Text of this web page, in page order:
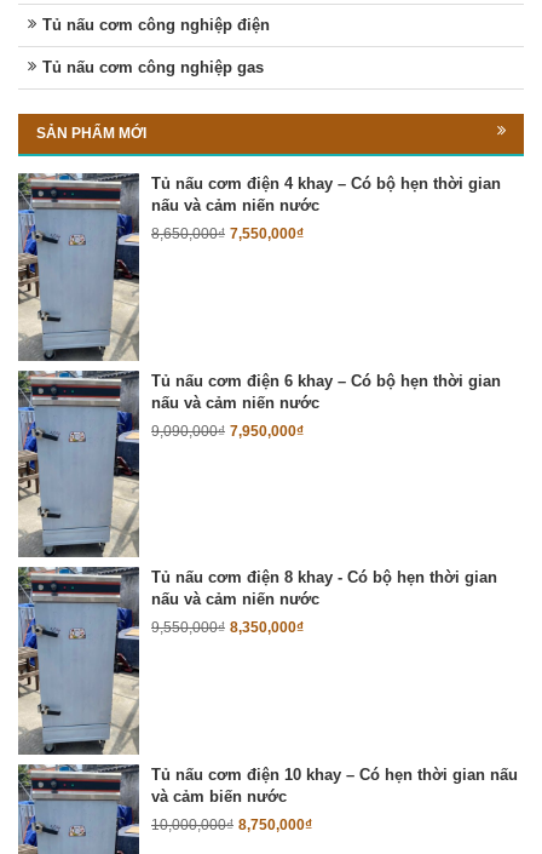
Tủ nấu cơm công nghiệp điện
Tủ nấu cơm công nghiệp gas
SẢN PHẨM MỚI
Tủ nấu cơm điện 4 khay – Có bộ hẹn thời gian
nấu và cảm niến nước
8,650,000₫ 7,550,000₫
Tủ nấu cơm điện 6 khay – Có bộ hẹn thời gian
nấu và cảm niến nước
9,090,000₫ 7,950,000₫
Tủ nấu cơm điện 8 khay - Có bộ hẹn thời gian
nấu và cảm niến nước
9,550,000₫ 8,350,000₫
Tủ nấu cơm điện 10 khay – Có hẹn thời gian nấu
và cảm biến nước
10,000,000₫ 8,750,000₫